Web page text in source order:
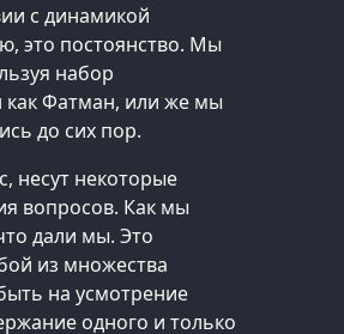
с динамикой
это постоянство. Мы
набор
как Фатман, или же мы
до сих пор.
несут некоторые
вопросов. Как мы
дали мы. Это
из множества
на усмотрение
одного и только